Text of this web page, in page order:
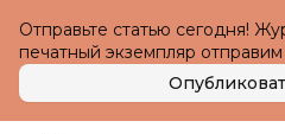
Отправьте статью сегодня!
печатный экземпляр отправим